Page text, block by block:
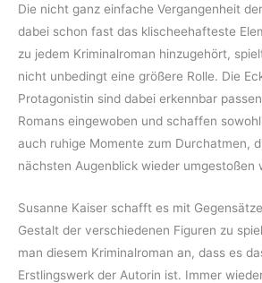
Die nicht ganz einfache Vergangenheit
dabei schon fast das klischeehafteste
zu jedem Kriminalroman hinzugehört,
nicht unbedingt eine größere Rolle. Die
Protagonistin sind dabei erkennbar
Romans eingewoben und schaffen
auch ruhige Momente zum Durchatmen,
nächsten Augenblick wieder umgestoßen
Susanne Kaiser schafft es mit
Gestalt der verschiedenen Figuren zu
man diesem Kriminalroman an, dass es
Erstlingswerk der Autorin ist. Immer